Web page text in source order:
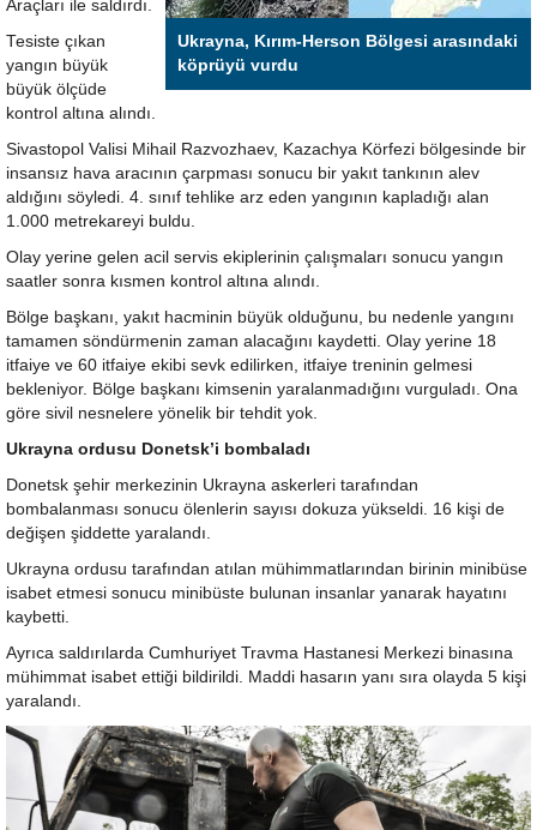
Ukrayna, Kırım-Herson Bölgesi arasındaki
köprüyü vurdu
Araçları ile saldırdı.
Tesiste çıkan
yangın büyük
büyük ölçüde
kontrol altına alındı.
Sivastopol Valisi Mihail Razvozhaev, Kazachya Körfezi bölgesinde bir
insansız hava aracının çarpması sonucu bir yakıt tankının alev
aldığını söyledi. 4. sınıf tehlike arz eden yangının kapladığı alan
1.000 metrekareyi buldu.
Olay yerine gelen acil servis ekiplerinin çalışmaları sonucu yangın
saatler sonra kısmen kontrol altına alındı.
Bölge başkanı, yakıt hacminin büyük olduğunu, bu nedenle yangını
tamamen söndürmenin zaman alacağını kaydetti. Olay yerine 18
itfaiye ve 60 itfaiye ekibi sevk edilirken, itfaiye treninin gelmesi
bekleniyor. Bölge başkanı kimsenin yaralanmadığını vurguladı. Ona
göre sivil nesnelere yönelik bir tehdit yok.
Ukrayna ordusu Donetsk’i bombaladı
Donetsk şehir merkezinin Ukrayna askerleri tarafından
bombalanması sonucu ölenlerin sayısı dokuza yükseldi. 16 kişi de
değişen şiddette yaralandı.
Ukrayna ordusu tarafından atılan mühimmatlarından birinin minibüse
isabet etmesi sonucu minibüste bulunan insanlar yanarak hayatını
kaybetti.
Ayrıca saldırılarda Cumhuriyet Travma Hastanesi Merkezi binasına
mühimmat isabet ettiği bildirildi. Maddi hasarın yanı sıra olayda 5 kişi
yaralandı.